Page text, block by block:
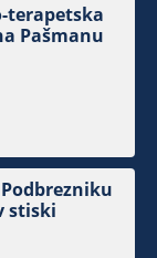
terapetska
Pašmanu
stiski